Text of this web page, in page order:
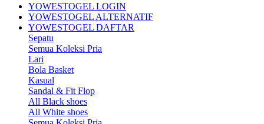
YOWESTOGEL LOGIN
YOWESTOGEL ALTERNATIF
YOWESTOGEL DAFTAR
Sepatu
Semua Koleksi Pria
Lari
Bola Basket
Kasual
Sandal & Fit Flop
All Black shoes
All White shoes